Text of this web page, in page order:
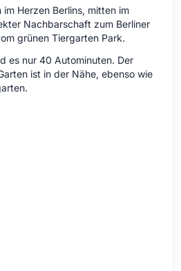
Herzen Berlins, mitten im
Nachbarschaft zum Berliner
grünen Tiergarten Park.
es nur 40 Autominuten. Der
ist in der Nähe, ebenso wie